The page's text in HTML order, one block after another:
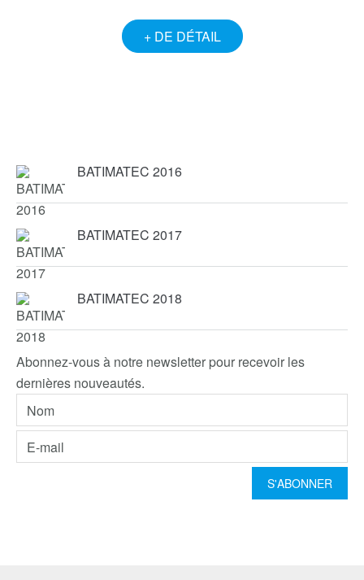
+ DE DÉTAIL
BATIMATEC 2016
BATIMATEC 2017
BATIMATEC 2018
Abonnez-vous à notre newsletter pour recevoir les
dernières nouveautés.